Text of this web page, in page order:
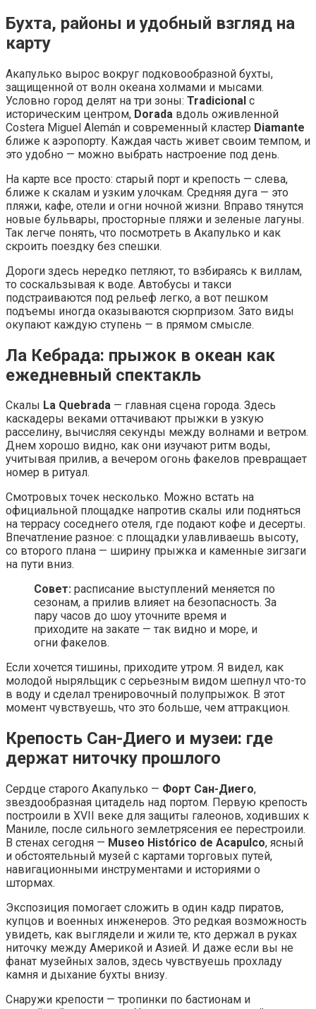
Бухта, районы и удобный взгляд на
карту
Акапулько вырос вокруг подковообразной бухты,
защищенной от волн океана холмами и мысами.
Условно город делят на три зоны: Tradicional с
историческим центром, Dorada вдоль оживленной
Costera Miguel Alemán и современный кластер Diamante
ближе к аэропорту. Каждая часть живет своим темпом, и
это удобно — можно выбрать настроение под день.
На карте все просто: старый порт и крепость — слева,
ближе к скалам и узким улочкам. Средняя дуга — это
пляжи, кафе, отели и огни ночной жизни. Вправо тянутся
новые бульвары, просторные пляжи и зеленые лагуны.
Так легче понять, что посмотреть в Акапулько и как
скроить поездку без спешки.
Дороги здесь нередко петляют, то взбираясь к виллам,
то соскальзывая к воде. Автобусы и такси
подстраиваются под рельеф легко, а вот пешком
подъемы иногда оказываются сюрпризом. Зато виды
окупают каждую ступень — в прямом смысле.
Ла Кебрада: прыжок в океан как
ежедневный спектакль
Скалы La Quebrada — главная сцена города. Здесь
каскадеры веками оттачивают прыжки в узкую
расселину, вычисляя секунды между волнами и ветром.
Днем хорошо видно, как они изучают ритм воды,
учитывая прилив, а вечером огонь факелов превращает
номер в ритуал.
Смотровых точек несколько. Можно встать на
официальной площадке напротив скалы или подняться
на террасу соседнего отеля, где подают кофе и десерты.
Впечатление разное: с площадки улавливаешь высоту,
со второго плана — ширину прыжка и каменные зигзаги
на пути вниз.
Совет: расписание выступлений меняется по
сезонам, а прилив влияет на безопасность. За
пару часов до шоу уточните время и
приходите на закате — так видно и море, и
огни факелов.
Если хочется тишины, приходите утром. Я видел, как
молодой ныряльщик с серьезным видом шепнул что-то
в воду и сделал тренировочный полупрыжок. В этот
момент чувствуешь, что это больше, чем аттракцион.
Крепость Сан-Диего и музеи: где
держат ниточку прошлого
Сердце старого Акапулько — Форт Сан-Диего,
звездообразная цитадель над портом. Первую крепость
построили в XVII веке для защиты галеонов, ходивших к
Маниле, после сильного землетрясения ее перестроили.
В стенах сегодня — Museo Histórico de Acapulco, ясный
и обстоятельный музей с картами торговых путей,
навигационными инструментами и историями о
штормах.
Экспозиция помогает сложить в один кадр пиратов,
купцов и военных инженеров. Это редкая возможность
увидеть, как выглядели и жили те, кто держал в руках
ниточку между Америкой и Азией. И даже если вы не
фанат музейных залов, здесь чувствуешь прохладу
камня и дыхание бухты внизу.
Снаружи крепости — тропинки по бастионам и